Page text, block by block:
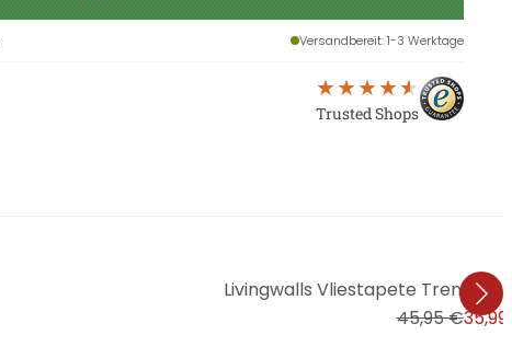
Versandbereit: 1-3 Werktage
Trusted Shops
Livingwalls Vliestapete
45,95 €